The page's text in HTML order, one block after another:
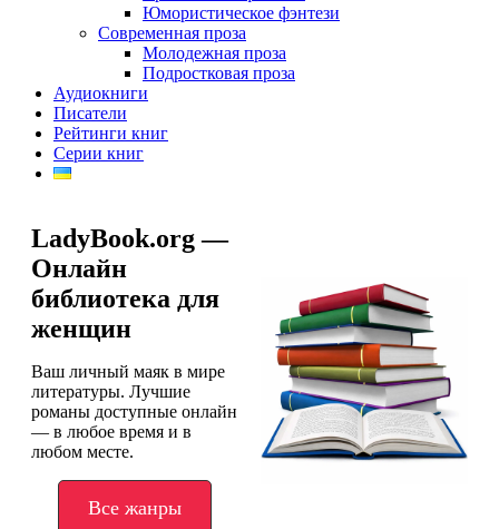
Юмористическое фэнтези
Современная проза
Молодежная проза
Подростковая проза
Аудиокниги
Писатели
Рейтинги книг
Серии книг
LadyBook.org —
Онлайн
библиотека для
женщин
Ваш личный маяк в мире
литературы. Лучшие
романы доступные онлайн
— в любое время и в
любом месте.
Все жанры